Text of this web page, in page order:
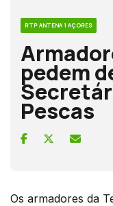
RTP ANTENA 1 AÇORES
pedem
Pescas
Os armadores da